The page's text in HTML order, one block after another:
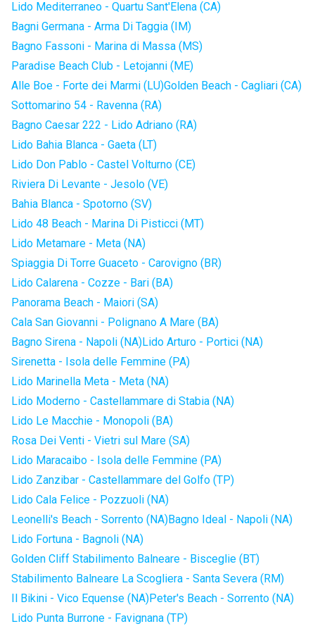
Lido Mediterraneo - Quartu Sant'Elena (CA)
Bagni Germana - Arma Di Taggia (IM)
Bagno Fassoni - Marina di Massa (MS)
Paradise Beach Club - Letojanni (ME)
Alle Boe - Forte dei Marmi (LU)Golden Beach - Cagliari (CA)
Sottomarino 54 - Ravenna (RA)
Bagno Caesar 222 - Lido Adriano (RA)
Lido Bahia Blanca - Gaeta (LT)
Lido Don Pablo - Castel Volturno (CE)
Riviera Di Levante - Jesolo (VE)
Bahia Blanca - Spotorno (SV)
Lido 48 Beach - Marina Di Pisticci (MT)
Lido Metamare - Meta (NA)
Spiaggia Di Torre Guaceto - Carovigno (BR)
Lido Calarena - Cozze - Bari (BA)
Panorama Beach - Maiori (SA)
Cala San Giovanni - Polignano A Mare (BA)
Bagno Sirena - Napoli (NA)Lido Arturo - Portici (NA)
Sirenetta - Isola delle Femmine (PA)
Lido Marinella Meta - Meta (NA)
Lido Moderno - Castellammare di Stabia (NA)
Lido Le Macchie - Monopoli (BA)
Rosa Dei Venti - Vietri sul Mare (SA)
Lido Maracaibo - Isola delle Femmine (PA)
Lido Zanzibar - Castellammare del Golfo (TP)
Lido Cala Felice - Pozzuoli (NA)
Leonelli's Beach - Sorrento (NA)Bagno Ideal - Napoli (NA)
Lido Fortuna - Bagnoli (NA)
Golden Cliff Stabilimento Balneare - Bisceglie (BT)
Stabilimento Balneare La Scogliera - Santa Severa (RM)
Il Bikini - Vico Equense (NA)Peter's Beach - Sorrento (NA)
Lido Punta Burrone - Favignana (TP)